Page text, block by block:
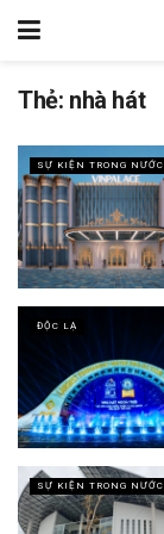
Thẻ: nhà hát
SỰ KIỆN TRONG NƯỚC
ĐỘC LẠ
SỰ KIỆN TRONG NƯỚC